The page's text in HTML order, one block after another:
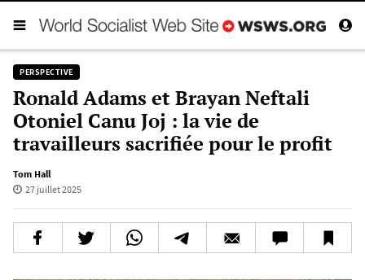
PERSPECTIVE
Ronald Adams et Brayan Neftali
Otoniel Canu Joj : la vie de
travailleurs sacrifiée pour le profit
Tom Hall
27 juillet 2025